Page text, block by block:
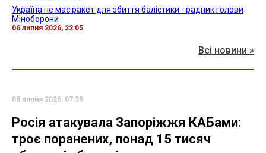
Україна не має ракет для збиття балістики - радник голови
Міноборони
06 липня 2026, 22:05
Всі новини »
08 липня 2026, 07:39
Росія атакувала Запоріжжя КАБами:
троє поранених, понад 15 тисяч